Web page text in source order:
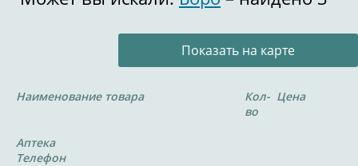
Показать на карте
Наименование товара
Кол-
во
Цена
Аптека
Телефон